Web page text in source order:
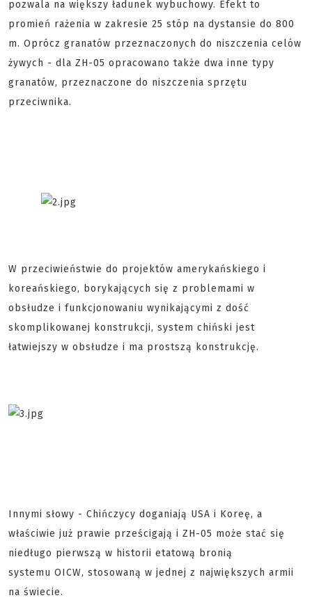
pozwala na większy ładunek wybuchowy. Efekt to
promień rażenia w zakresie 25 stóp na dystansie do 800
m. Oprócz granatów przeznaczonych do niszczenia celów
żywych - dla ZH-05 opracowano także dwa inne typy
granatów, przeznaczone do niszczenia sprzętu
przeciwnika.
W przeciwieństwie do projektów amerykańskiego i
koreańskiego, borykających się z problemami w
obsłudze i funkcjonowaniu wynikającymi z dość
skomplikowanej konstrukcji, system chiński jest
łatwiejszy w obsłudze i ma prostszą konstrukcję.
Innymi słowy - Chińczycy doganiają USA i Koreę, a
właściwie już prawie prześcigają i ZH-05 może stać się
niedługo pierwszą w historii etatową bronią
systemu OICW, stosowaną w jednej z największych armii
na świecie.